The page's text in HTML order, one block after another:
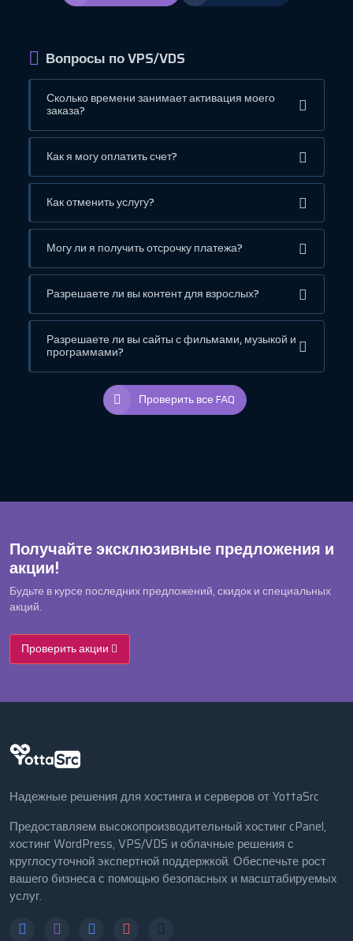
Вопросы по VPS/VDS
Сколько времени занимает активация моего
заказа?
Как я могу оплатить счет?
Как отменить услугу?
Могу ли я получить отсрочку платежа?
Разрешаете ли вы контент для взрослых?
Разрешаете ли вы сайты с фильмами, музыкой и
программами?
Проверить все FAQ
Получайте эксклюзивные предложения и
акции!
Будьте в курсе последних предложений, скидок и специальных
акций.
Проверить акции
Надежные решения для хостинга и серверов от YottaSrc
Предоставляем высокопроизводительный хостинг cPanel,
хостинг WordPress, VPS/VDS и облачные решения с
круглосуточной экспертной поддержкой. Обеспечьте рост
вашего бизнеса с помощью безопасных и масштабируемых
услуг.